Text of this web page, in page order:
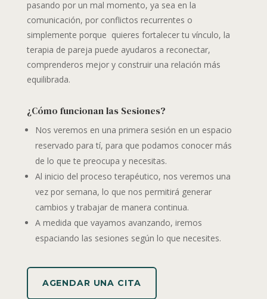
pasando por un mal momento, ya sea en la
comunicación, por conflictos recurrentes o
simplemente porque quieres fortalecer tu vínculo, la
terapia de pareja puede ayudaros a reconectar,
comprenderos mejor y construir una relación más
equilibrada.
¿Cómo funcionan las Sesiones?
Nos veremos en una primera sesión en un espacio
reservado para tí, para que podamos conocer más
de lo que te preocupa y necesitas.
Al inicio del proceso terapéutico, nos veremos una
vez por semana, lo que nos permitirá generar
cambios y trabajar de manera continua.
A medida que vayamos avanzando, iremos
espaciando las sesiones según lo que necesites.
AGENDAR UNA CITA